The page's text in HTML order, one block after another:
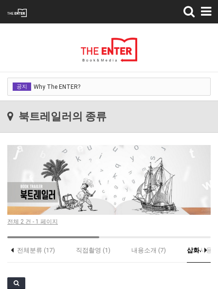
Toggle
navigation
공지 Why The ENTER?
Why The ENTER?
북트레일러의 종류
전체 2 건 - 1 페이지
전체분류 (17) 직접촬영 (1) 내용소개 (7) 삽화사용